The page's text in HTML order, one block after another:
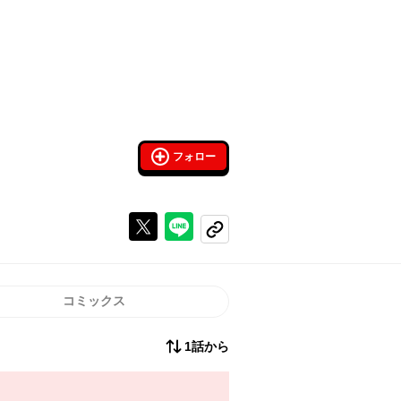
フォロー
Xで投稿するラインでシェアする
コピーする
コミックス
1話から